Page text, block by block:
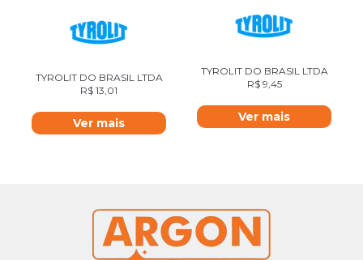
TYROLIT DO BRASIL LTDA
R$ 13,01
Ver mais
TYROLIT DO BRASIL LTDA
R$9,45
Ver mais